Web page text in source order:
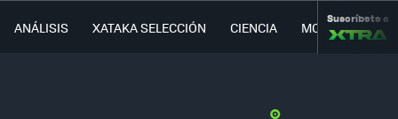
ANÁLISIS XATAKA SELECCIÓN CIENCIA MOVILIDAD
Suscríbete a